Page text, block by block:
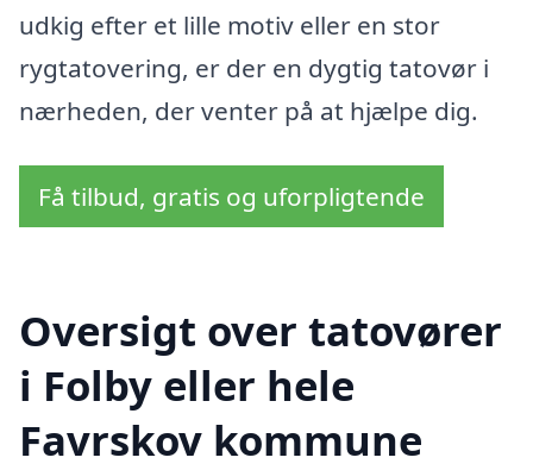
udkig efter et lille motiv eller en stor
rygtatovering, er der en dygtig tatovør i
nærheden, der venter på at hjælpe dig.
Få tilbud, gratis og uforpligtende
Oversigt over tatovører
i Folby eller hele
Favrskov kommune